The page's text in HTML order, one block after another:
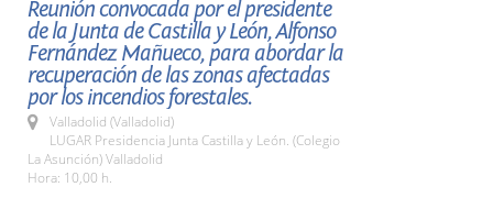
Reunión convocada por el presidente
de la Junta de Castilla y León, Alfonso
Fernández Mañueco, para abordar la
recuperación de las zonas afectadas
por los incendios forestales.
Valladolid (Valladolid)
LUGAR Presidencia Junta Castilla y León. (Colegio
La Asunción) Valladolid
Hora: 10,00 h.